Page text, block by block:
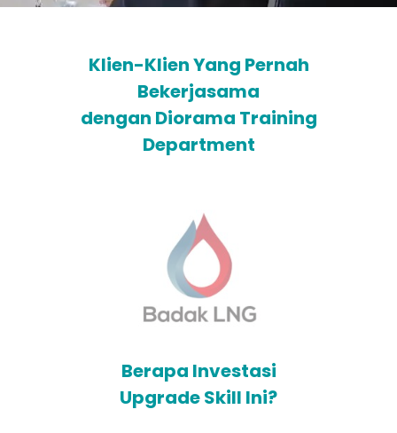
Klien-Klien Yang Pernah
Bekerjasama
dengan Diorama Training
Department
Berapa Investasi
Upgrade Skill Ini?